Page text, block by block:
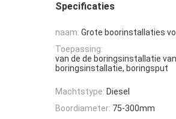
Specificaties
naam: Grote boorinstallaties
Toepassing:
van de de boringsinstallatie
boringsinstallatie, boringsput
Machtstype: Diesel
Boordiameter: 75-300mm